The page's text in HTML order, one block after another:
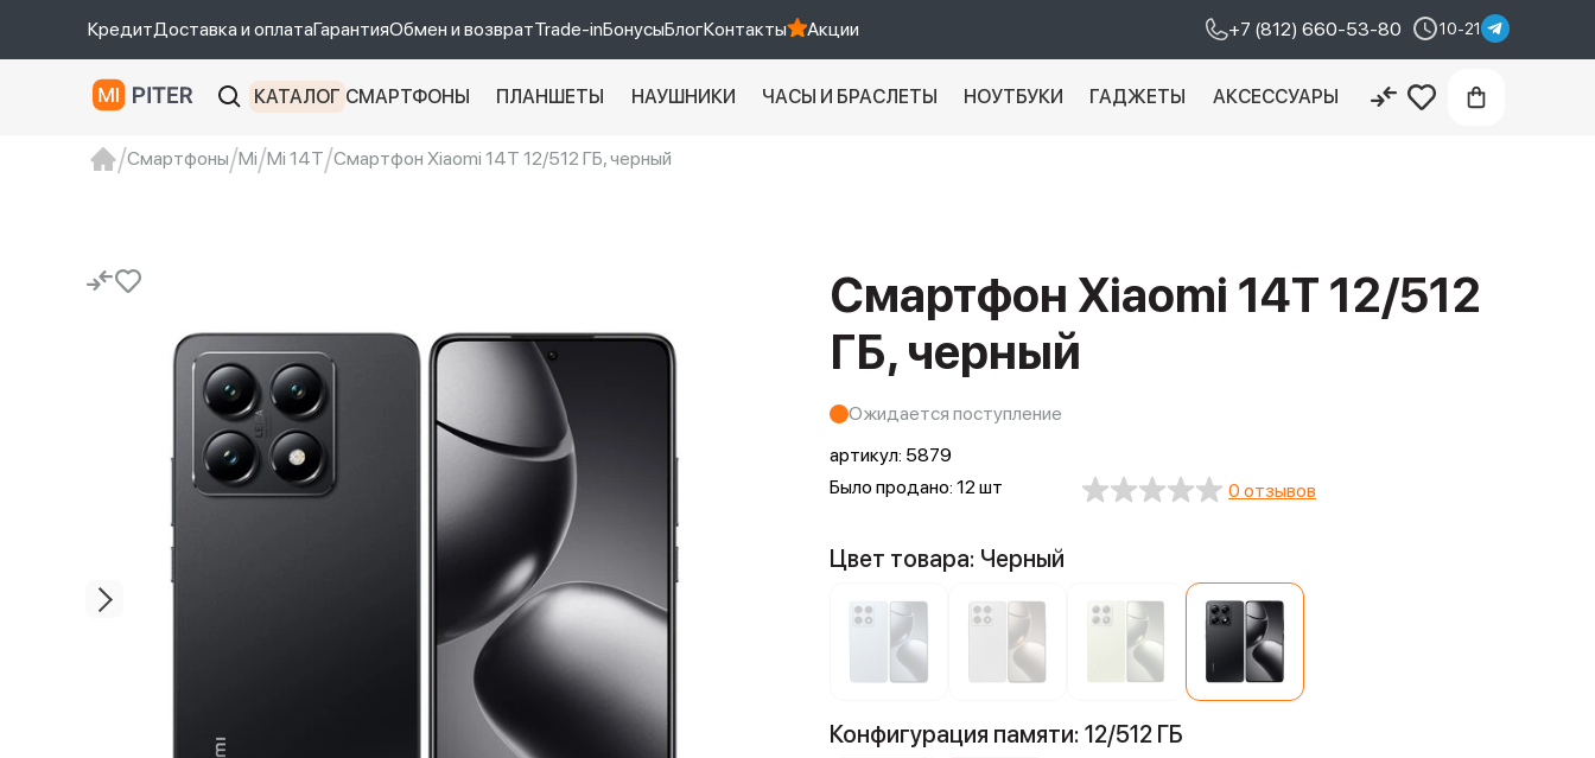
КредитДоставка и оплатаГарантияОбмен и возвратTrade-inБонусыБлогКонтакты Акции +7 (812) 660-53-80 10-21
КАТАЛОГ СМАРТФОНЫ ПЛАНШЕТЫ НАУШНИКИ ЧАСЫ И БРАСЛЕТЫ НОУТБУКИ ГАДЖЕТЫ АКСЕССУАРЫ
Смартфоны Mi Mi 14T Смартфон Xiaomi 14T 12/512 ГБ, черный
Смартфон Xiaomi 14T 12/512
ГБ, черный
Ожидается поступление
артикул: 5879
Было продано: 12 шт
0 отзывов
Цвет товара: Черный
Конфигурация памяти: 12/512 ГБ